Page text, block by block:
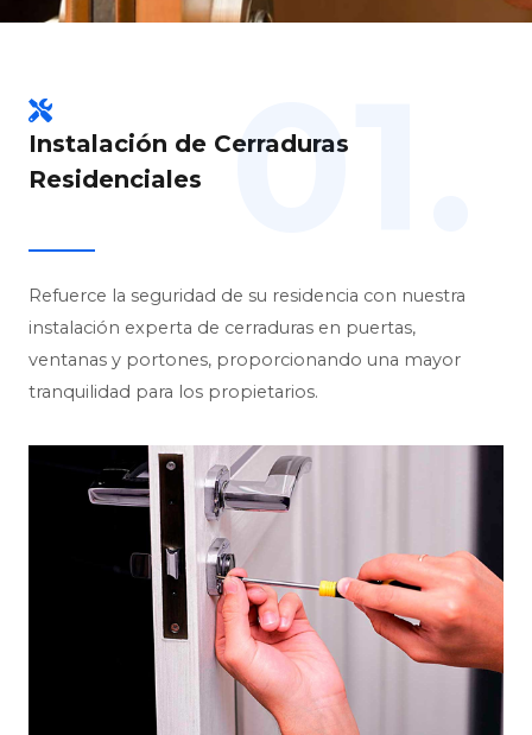
Instalación de Cerraduras
Residenciales
01.
Refuerce la seguridad de su residencia con nuestra
instalación experta de cerraduras en puertas,
ventanas y portones, proporcionando una mayor
tranquilidad para los propietarios.